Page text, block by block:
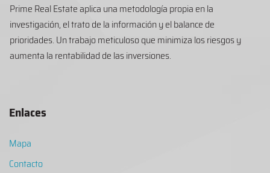
Prime Real Estate aplica una metodología propia en la
investigación, el trato de la información y el balance de
prioridades. Un trabajo meticuloso que minimiza los riesgos y
aumenta la rentabilidad de las inversiones.
Enlaces
Mapa
Contacto